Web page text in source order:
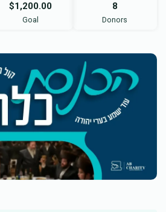
$1,200.00
Goal
8
Donors